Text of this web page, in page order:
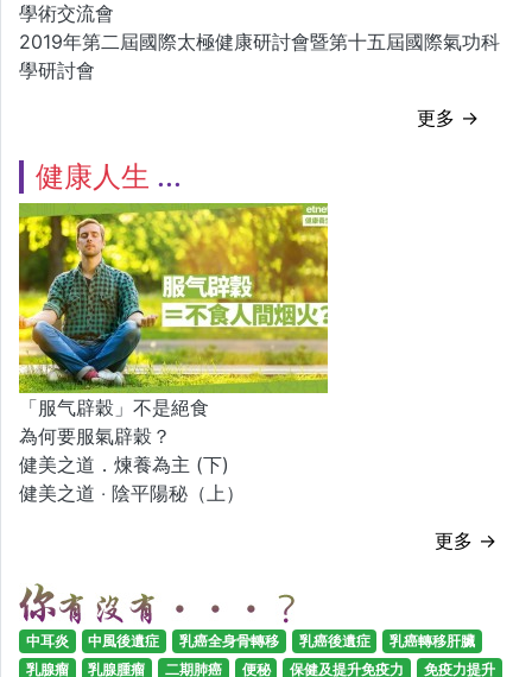
學術交流會
2019年第二屆國際太極健康研討會暨第十五屆國際氣功科
學研討會
更多 →
健康人生
「服气辟穀」不是絕食
為何要服氣辟穀？
健美之道．煉養為主 (下)
健美之道 ‧ 陰平陽秘（上）
更多 →
中耳炎 中風後遺症 乳癌全身骨轉移 乳癌後遺症
乳癌轉移肝臟
乳腺瘤
乳腺腫瘤 二期肺癌 便秘 保健及提升免疫力 免疫力提升